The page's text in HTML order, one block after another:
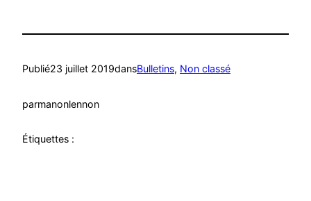
Publié23 juillet 2019dansBulletins, Non classé
parmanonlennon
Étiquettes :